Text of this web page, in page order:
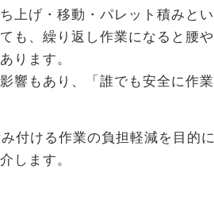
げ・移動・パレット積みと
も、繰り返し作業になると腰
ります。
響もあり、「誰でも安全に作
付ける作業の負担軽減を目的
します。